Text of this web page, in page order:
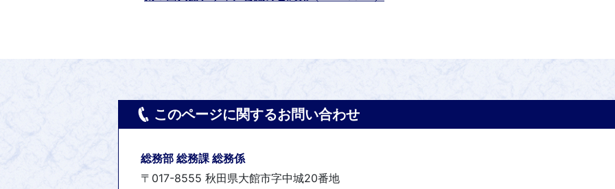
このページに関するお問い合わせ
総務部 総務課 総務係
〒017-8555 秋田県大館市字中城20番地